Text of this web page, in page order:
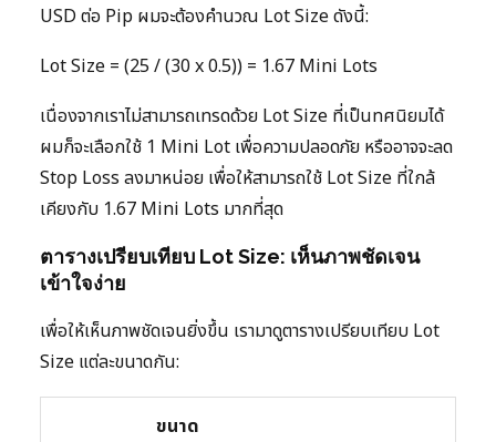
USD ต่อ Pip ผมจะต้องคำนวณ Lot Size ดังนี้:
Lot Size = (25 / (30 x 0.5)) = 1.67 Mini Lots
เนื่องจากเราไม่สามารถเทรดด้วย Lot Size ที่เป็นทศนิยมได้
ผมก็จะเลือกใช้ 1 Mini Lot เพื่อความปลอดภัย หรืออาจจะลด
Stop Loss ลงมาหน่อย เพื่อให้สามารถใช้ Lot Size ที่ใกล้
เคียงกับ 1.67 Mini Lots มากที่สุด
ตารางเปรียบเทียบ Lot Size: เห็นภาพชัดเจน
เข้าใจง่าย
เพื่อให้เห็นภาพชัดเจนยิ่งขึ้น เรามาดูตารางเปรียบเทียบ Lot
Size แต่ละขนาดกัน:
ขนาด